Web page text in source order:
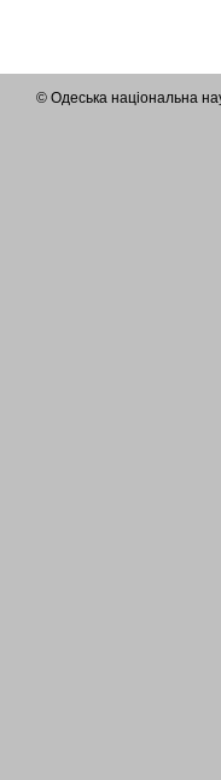
© Одеська національна